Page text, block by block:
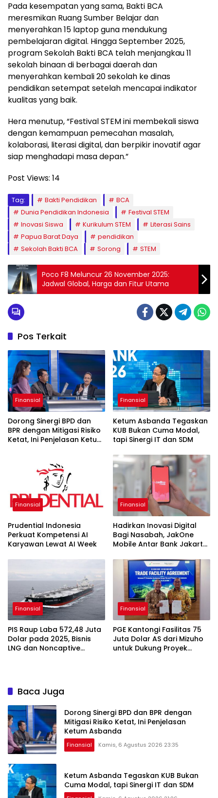
Pada kesempatan yang sama, Bakti BCA
meresmikan Ruang Sumber Belajar dan
menyerahkan 15 laptop guna mendukung
pembelajaran digital. Hingga September 2025,
program Sekolah Bakti BCA telah menjangkau 11
sekolah binaan di berbagai daerah dan
menyerahkan kembali 20 sekolah ke dinas
pendidikan setempat setelah mencapai indikator
kualitas yang baik.
Hera menutup, “Festival STEM ini membekali siswa
dengan kemampuan pemecahan masalah,
kolaborasi, literasi digital, dan berpikir inovatif agar
siap menghadapi masa depan.”
Post Views: 14
Tag: Bakti Pendidikan
BCA
Dunia Pendidikan Indonesia
Festival STEM
Inovasi Siswa
Kurikulum STEM
Literasi Sains
Papua Barat Daya
pendidikan
Sekolah Bakti BCA
Sorong STEM
Poco F8 Meluncur 26 November 2025:
Jadwal Global, Harga dan Fitur Utama
Pos Terkait
Finansial
Dorong Sinergi BPD dan
BPR dengan Mitigasi Risiko
Ketat, Ini Penjelasan Ketum
Finansial
Ketum Asbanda Tegaskan
KUB Bukan Cuma Modal,
tapi Sinergi IT dan SDM
Finansial
Prudential Indonesia
Perkuat Kompetensi AI
Karyawan Lewat AI Week
Finansial
Hadirkan Inovasi Digital
Bagi Nasabah, JakOne
Mobile Antar Bank Jakarta
Excellence Awards 2026
Finansial
PIS Raup Laba 572,48 Juta
Dolar pada 2025, Bisnis
LNG dan Noncaptive
Finansial
PGE Kantongi Fasilitas 75
Juta Dolar AS dari Mizuho
untuk Dukung Proyek
Baca Juga
Dorong Sinergi BPD dan BPR dengan
Mitigasi Risiko Ketat, Ini Penjelasan
Ketum Asbanda
Finansial Kamis, 6 Agustus 2026 23:35
Ketum Asbanda Tegaskan KUB Bukan
Cuma Modal, tapi Sinergi IT dan SDM